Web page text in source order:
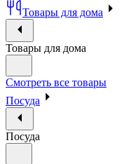
Товары для дома
Товары для дома
Смотреть все товары
Посуда
Посуда